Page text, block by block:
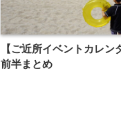
【ご近所イベントカレン
前半まとめ